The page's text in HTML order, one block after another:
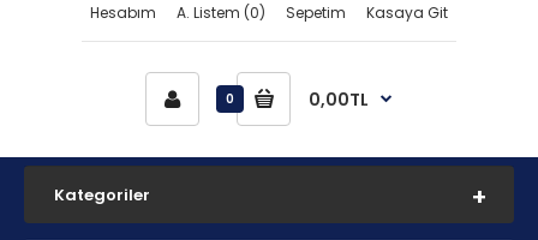
Hesabım A. Listem (0) Sepetim Kasaya Git
0 0,00TL
Kategoriler